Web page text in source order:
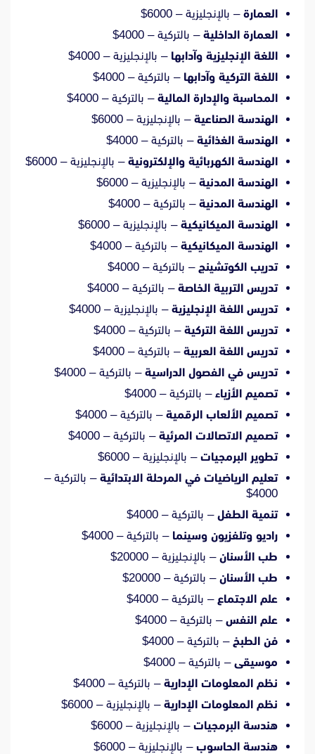
العمارة – بالإنجليزية – 6000$
العمارة الداخلية – بالتركية – 4000$
اللغة الإنجليزية وآدابها – بالإنجليزية – 4000$
اللغة التركية وآدابها – بالتركية – 4000$
المحاسبة والإدارة المالية – بالتركية – 4000$
الهندسة الصناعية – بالإنجليزية – 6000$
الهندسة الغذائية – بالتركية – 4000$
الهندسة الكهربائية والإلكترونية – بالإنجليزية – 6000$
الهندسة المدنية – بالإنجليزية – 6000$
الهندسة المدنية – بالتركية – 4000$
الهندسة الميكانيكية – بالإنجليزية – 6000$
الهندسة الميكانيكية – بالتركية – 4000$
تدريب الكوتشينج – بالتركية – 4000$
تدريس التربية الخاصة – بالتركية – 4000$
تدريس اللغة الإنجليزية – بالإنجليزية – 4000$
تدريس اللغة التركية – بالتركية – 4000$
تدريس اللغة العربية – بالتركية – 4000$
تدريس في الفصول الدراسية – بالتركية – 4000$
تصميم الأزياء – بالتركية – 4000$
تصميم الألعاب الرقمية – بالتركية – 4000$
تصميم الاتصالات المرئية – بالتركية – 4000$
تطوير البرمجيات – بالإنجليزية – 6000$
تعليم الرياضيات في المرحلة الابتدائية – بالتركية –
4000$
تنمية الطفل – بالتركية – 4000$
راديو وتلفزيون وسينما – بالتركية – 4000$
طب الأسنان – بالإنجليزية – 20000$
طب الأسنان – بالتركية – 20000$
علم الاجتماع – بالتركية – 4000$
علم النفس – بالتركية – 4000$
فن الطبخ – بالتركية – 4000$
موسيقى – بالتركية – 4000$
نظم المعلومات الإدارية – بالتركية – 4000$
نظم المعلومات الإدارية – بالإنجليزية – 6000$
هندسة البرمجيات – بالإنجليزية – 6000$
هندسة الحاسوب – بالإنجليزية – 6000$